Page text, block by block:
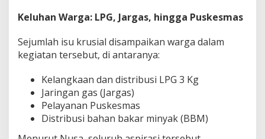
Keluhan Warga: LPG, Jargas, hingga Puskesmas
Sejumlah isu krusial disampaikan warga dalam
kegiatan tersebut, di antaranya:
Kelangkaan dan distribusi LPG 3 Kg
Jaringan gas (Jargas)
Pelayanan Puskesmas
Distribusi bahan bakar minyak (BBM)